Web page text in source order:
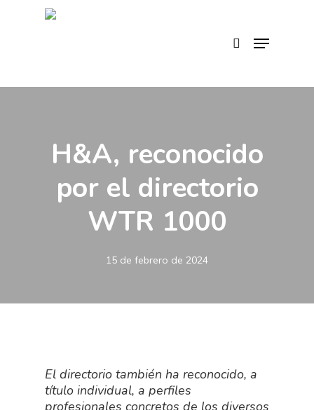
Menu
H&A, reconocido
por el directorio
WTR 1000
15 de febrero de 2024
El directorio también ha reconocido, a
título individual, a perfiles
profesionales concretos de los diversos